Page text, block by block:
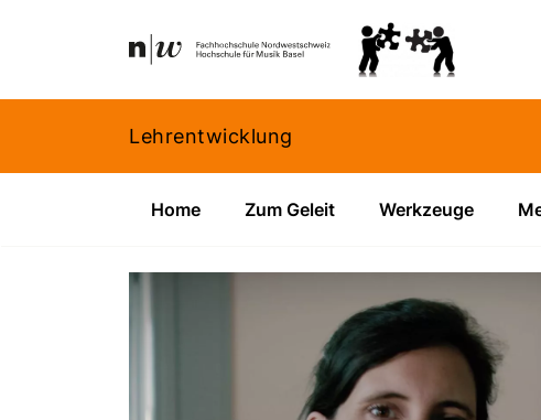
Navigation
Lehrentwicklung
Home Zum Geleit Werkzeuge